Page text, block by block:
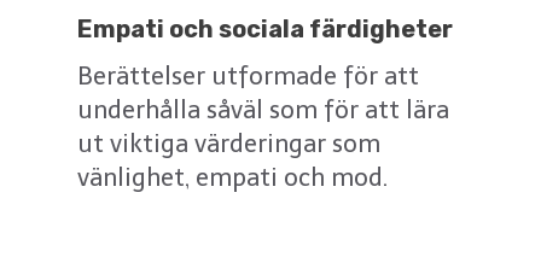
Empati och sociala färdigheter
Berättelser utformade för att
underhålla såväl som för att lära
ut viktiga värderingar som
vänlighet, empati och mod.